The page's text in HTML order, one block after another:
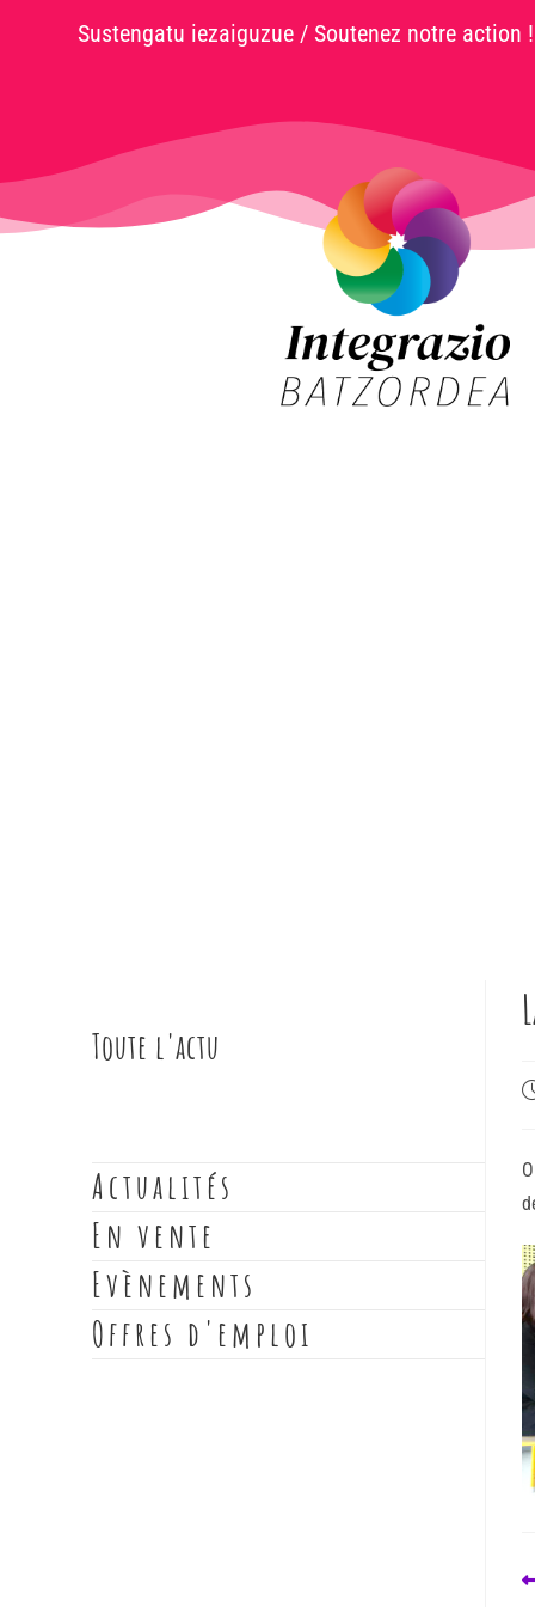
Sustengatu iezaiguzue / Soutenez notre action !
Toute l'actu
Actualités
En vente
Evènements
Offres d'emploi